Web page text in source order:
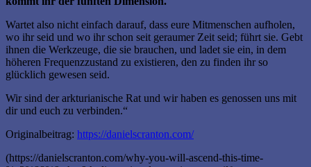
Wartet also nicht einfach darauf, dass eure Mitmenschen aufholen,
wo ihr seid und wo ihr schon seit geraumer Zeit seid; führt sie. Gebt
ihnen die Werkzeuge, die sie brauchen, und ladet sie ein, in dem
höheren Frequenzzustand zu existieren, den zu finden ihr so
glücklich gewesen seid.
Wir sind der arkturianische Rat und wir haben es genossen uns mit
dir und euch zu verbinden.“
Originalbeitrag: https://danielscranton.com/
(https://danielscranton.com/why-you-will-ascend-this-time-